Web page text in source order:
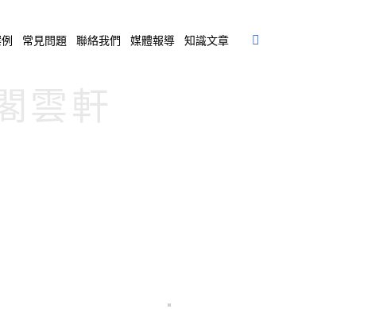
常見問題 聯絡我們 媒體報導 知識文章